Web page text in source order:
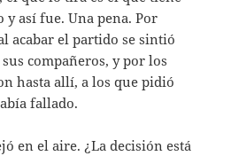
así fue. Una pena. Por
acabar el partido se sintió
compañeros, y por los
hasta allí, a los que pidió
fallado.
en el aire. ¿La decisión está